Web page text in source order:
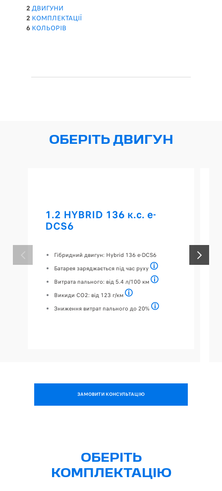
2 ДВИГУНИ
2 КОМПЛЕКТАЦІЇ
6 КОЛЬОРІВ
ОБЕРІТЬ ДВИГУН
ПОПЕРЕДНІЙ
1.2 HYBRID 136 к.с. e-
DCS6
Гібридний двигун: Hybrid 136 e-DCS6
Батарея заряджається під час руху
Автоматична зарядка
Витрата пального: від 5.4 л/100 км
Викиди CO2: від 123 г/км
ВИТРАТА ПАЛЬНОГО І ВИКИДИ СО2 -
Зниження витрат пального до 20%
ЗАМОВИТИ КОНСУЛЬТАЦІЮ
ОБЕРІТЬ
КОМПЛЕКТАЦІЮ